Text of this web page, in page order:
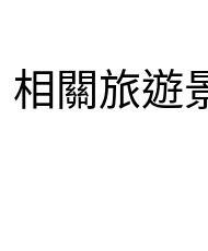
相關旅遊